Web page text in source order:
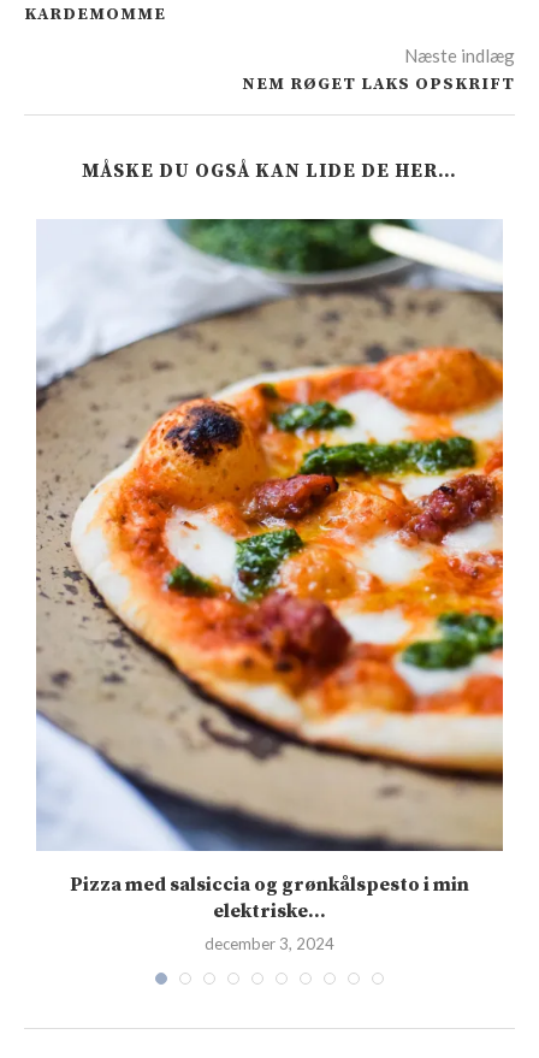
KARDEMOMME
Næste indlæg
NEM RØGET LAKS OPSKRIFT
MÅSKE DU OGSÅ KAN LIDE DE HER…
Pizza med salsiccia og grønkålspesto i min
elektriske...
december 3, 2024